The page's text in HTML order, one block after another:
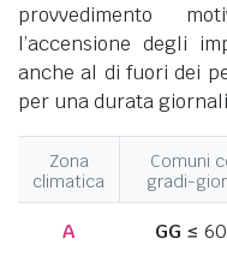
provvedimento
l’accensione degli
anche al di fuori dei
per una durata
Zona
climatica
Comuni
gradi-
A GG ≤